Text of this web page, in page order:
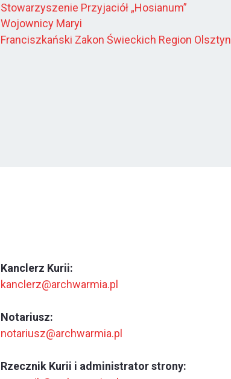
Stowarzyszenie Przyjaciół „Hosianum”
Wojownicy Maryi
Franciszkański Zakon Świeckich Region Olsztyn
Kanclerz Kurii:
kanclerz@archwarmia.pl
Notariusz:
notariusz@archwarmia.pl
Rzecznik Kurii i administrator strony: